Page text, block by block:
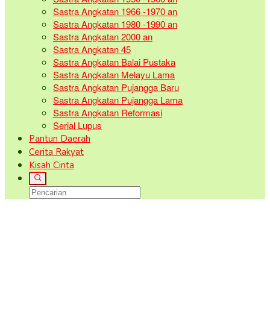
Sastra Angkatan 1966 -1970 an
Sastra Angkatan 1980 -1990 an
Sastra Angkatan 2000 an
Sastra Angkatan 45
Sastra Angkatan Balai Pustaka
Sastra Angkatan Melayu Lama
Sastra Angkatan Pujangga Baru
Sastra Angkatan Pujangga Lama
Sastra Angkatan Reformasi
Serial Lupus
Pantun Daerah
Cerita Rakyat
Kisah Cinta